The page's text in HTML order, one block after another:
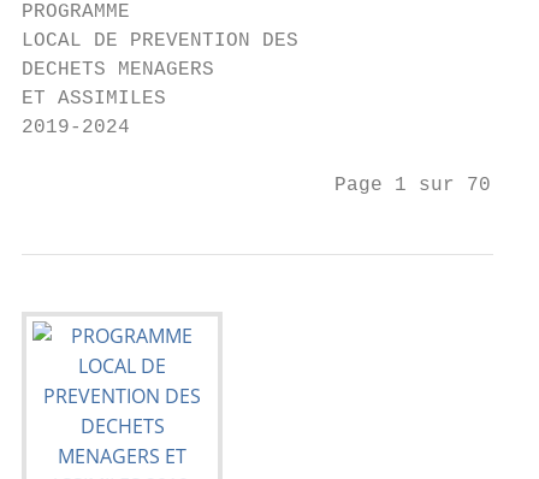
PROGRAMME
LOCAL DE PREVENTION DES
DECHETS MENAGERS
ET ASSIMILES
2019-2024
                          Page 1 sur 70